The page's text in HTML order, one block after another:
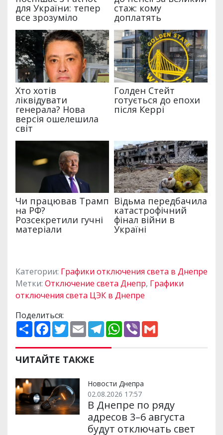
Категории: Графики отключения света в Днепре
Метки: Отключение света Днепр, Графики
отключения света ЦЭК в Днепре
Поделиться:
П
о
и
р
и
и
F
a
e
b
o
k
T
w
t
t
e
E
m
i
l
T
e
e
m
W
h
p
V
ЧИТАЙТЕ ТАКЖЕ
Новости Днепра
02.08.2026 17:57
В Днепре по ряду
адресов 3–6 августа
будут отключать свет